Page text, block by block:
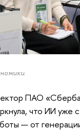
ПАО
что ИИ уже
— от